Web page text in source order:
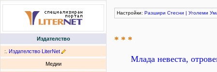
Издателство
:. Издателство LiterNet
Медии
Настройки: Разшири Стесни | Уголеми
* * *
Млада невеста,